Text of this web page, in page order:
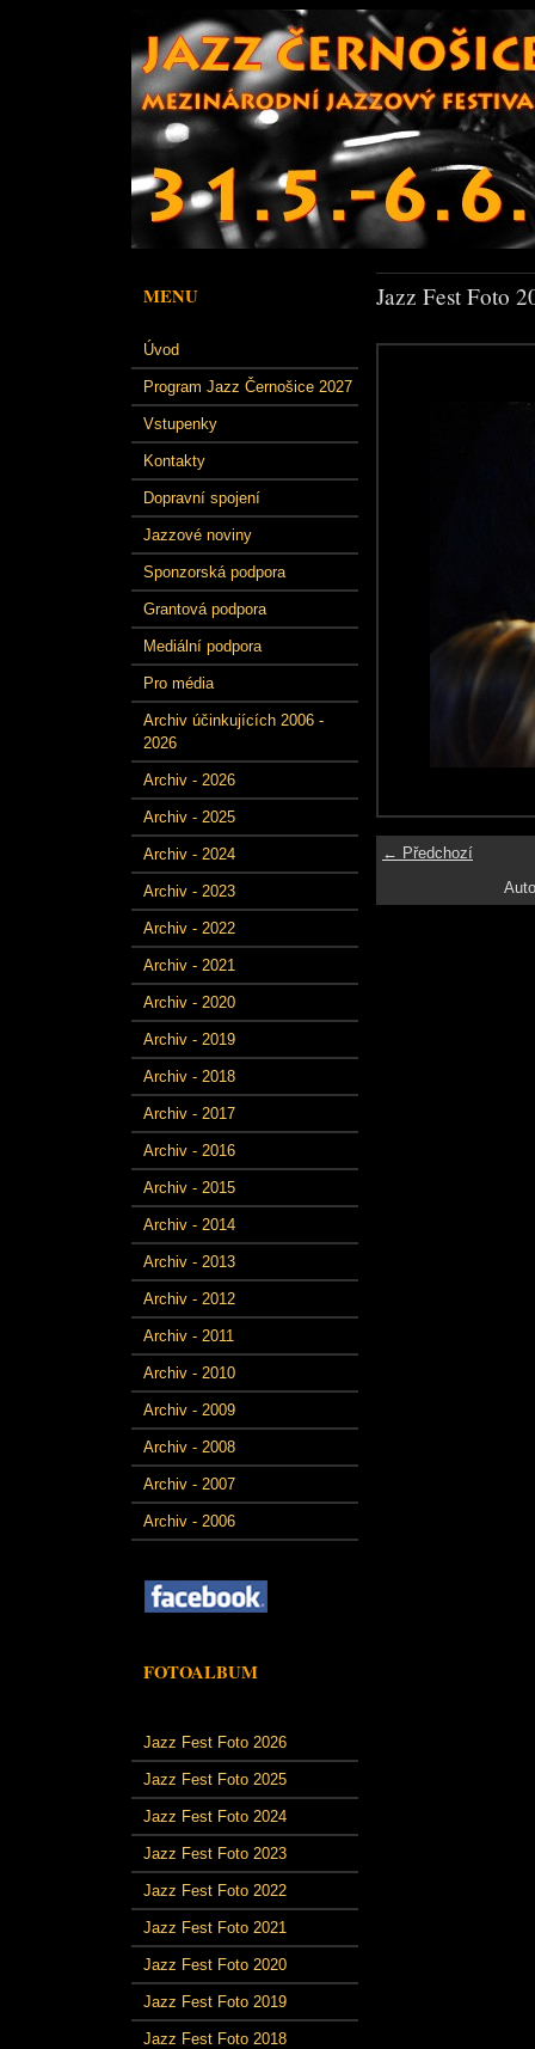
MENU
Úvod
Program Jazz Černošice 2027
Vstupenky
Kontakty
Dopravní spojení
Jazzové noviny
Sponzorská podpora
Grantová podpora
Mediální podpora
Pro média
Archiv účinkujících 2006 -
2026
Archiv - 2026
Archiv - 2025
Archiv - 2024
Archiv - 2023
Archiv - 2022
Archiv - 2021
Archiv - 2020
Archiv - 2019
Archiv - 2018
Archiv - 2017
Archiv - 2016
Archiv - 2015
Archiv - 2014
Archiv - 2013
Archiv - 2012
Archiv - 2011
Archiv - 2010
Archiv - 2009
Archiv - 2008
Archiv - 2007
Archiv - 2006
FOTOALBUM
Jazz Fest Foto 2026
Jazz Fest Foto 2025
Jazz Fest Foto 2024
Jazz Fest Foto 2023
Jazz Fest Foto 2022
Jazz Fest Foto 2021
Jazz Fest Foto 2020
Jazz Fest Foto 2019
Jazz Fest Foto 2018
Jazz Fest Foto
← Předchozí